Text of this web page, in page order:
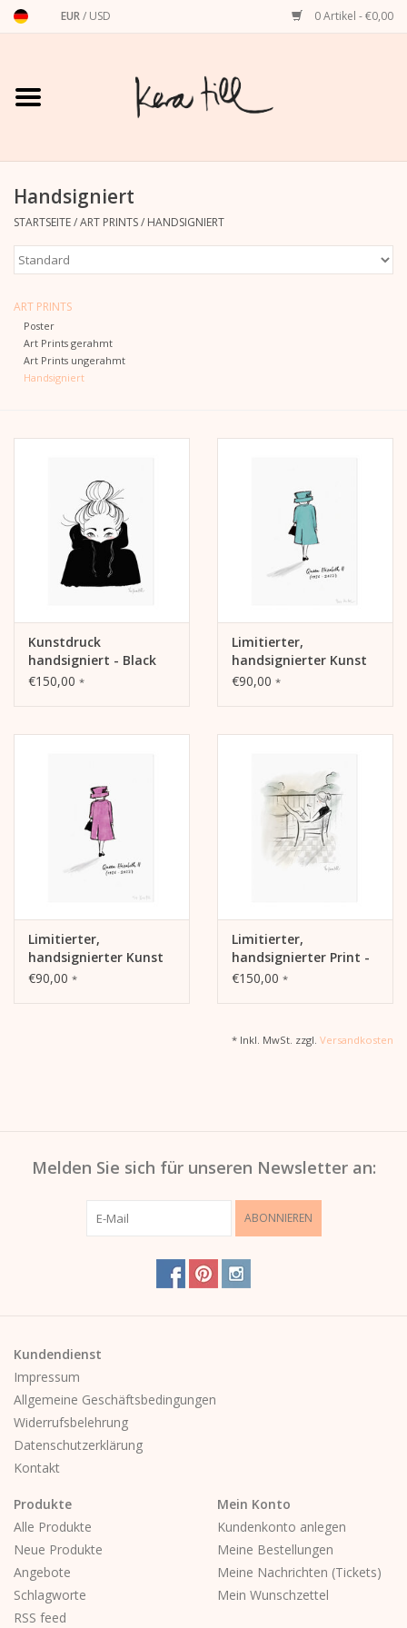
EUR/ USD 0 Artikel - €0,00
Startseite
Art Prints
Accessoires
Kalender
Weihnachten
Bücher
Handsigniert
STARTSEITE/ART PRINTS/ HANDSIGNIERT
ART PRINTS
Poster
Art Prints gerahmt
Art Prints ungerahmt
Handsigniert
Kunstdruck
handsigniert - Black
Hoodie
€150,00 *
Limitierter,
handsignierter Kunst
Druck Queen Elizabeth
€90,00 *
Limitierter,
handsignierter Kunst
Druck Queen Elizabeth
€90,00 *
Limitierter,
handsignierter Print -
Balcony (E.A)
€150,00 *
* Inkl. MwSt. zzgl. Versandkosten
Melden Sie sich für unseren Newsletter an:
ABONNIEREN
Kundendienst
Impressum
Allgemeine Geschäftsbedingungen
Widerrufsbelehrung
Datenschutzerklärung
Kontakt
Produkte
Alle Produkte
Neue Produkte
Angebote
Schlagworte
RSS feed
Mein Konto
Kundenkonto anlegen
Meine Bestellungen
Meine Nachrichten (Tickets)
Mein Wunschzettel